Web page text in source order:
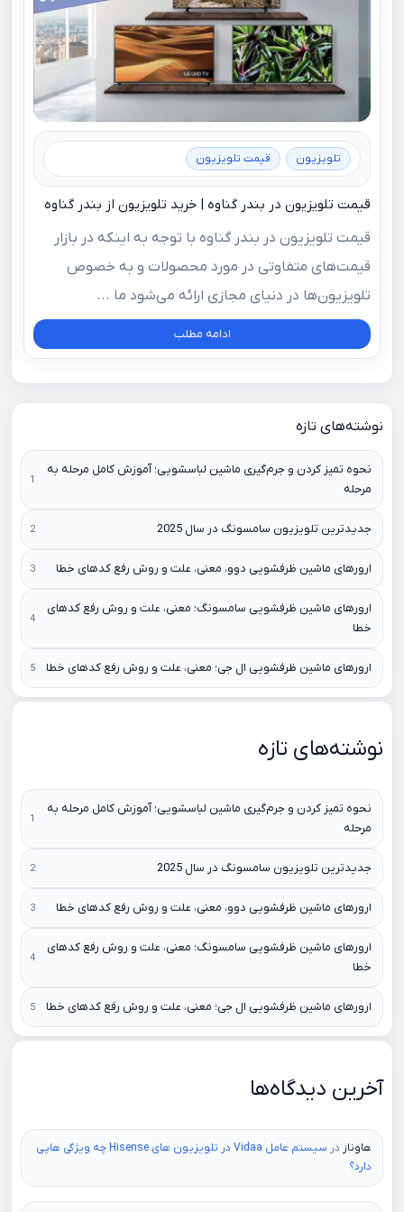
تلویزیون قیمت تلویزیون
قیمت تلویزیون در بندر گناوه | خرید تلویزیون از بندر گناوه
قیمت تلویزیون در بندر گناوه با توجه به اینکه در بازار
قیمت‌های متفاوتی در مورد محصولات و به خصوص
تلویزیون‌ها در دنیای مجازی ارائه می‌شود ما ...
ادامه مطلب
نوشته‌های تازه
نحوه تمیز کردن و جرم‌گیری ماشین لباسشویی؛ آموزش کامل مرحله به
مرحله
جدیدترین تلویزیون سامسونگ در سال 2025
ارورهای ماشین ظرفشویی دوو، معنی، علت و روش رفع کدهای خطا
ارورهای ماشین ظرفشویی سامسونگ؛ معنی، علت و روش رفع کدهای
خطا
ارورهای ماشین ظرفشویی ال جی؛ معنی، علت و روش رفع کدهای خطا
نوشته‌های تازه
نحوه تمیز کردن و جرم‌گیری ماشین لباسشویی؛ آموزش کامل مرحله به
مرحله
جدیدترین تلویزیون سامسونگ در سال 2025
ارورهای ماشین ظرفشویی دوو، معنی، علت و روش رفع کدهای خطا
ارورهای ماشین ظرفشویی سامسونگ؛ معنی، علت و روش رفع کدهای
خطا
ارورهای ماشین ظرفشویی ال جی؛ معنی، علت و روش رفع کدهای خطا
آخرین دیدگاه‌ها
هاوناز در
سیستم عامل Vidaa در تلویزیون های Hisense چه ویژگی هایی
دارد؟